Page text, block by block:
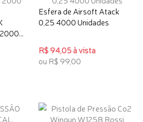
Esfera de Airsoft Atack
0,25 4000 Unidades
R$ 94,05 à vista
ou R$ 99,00